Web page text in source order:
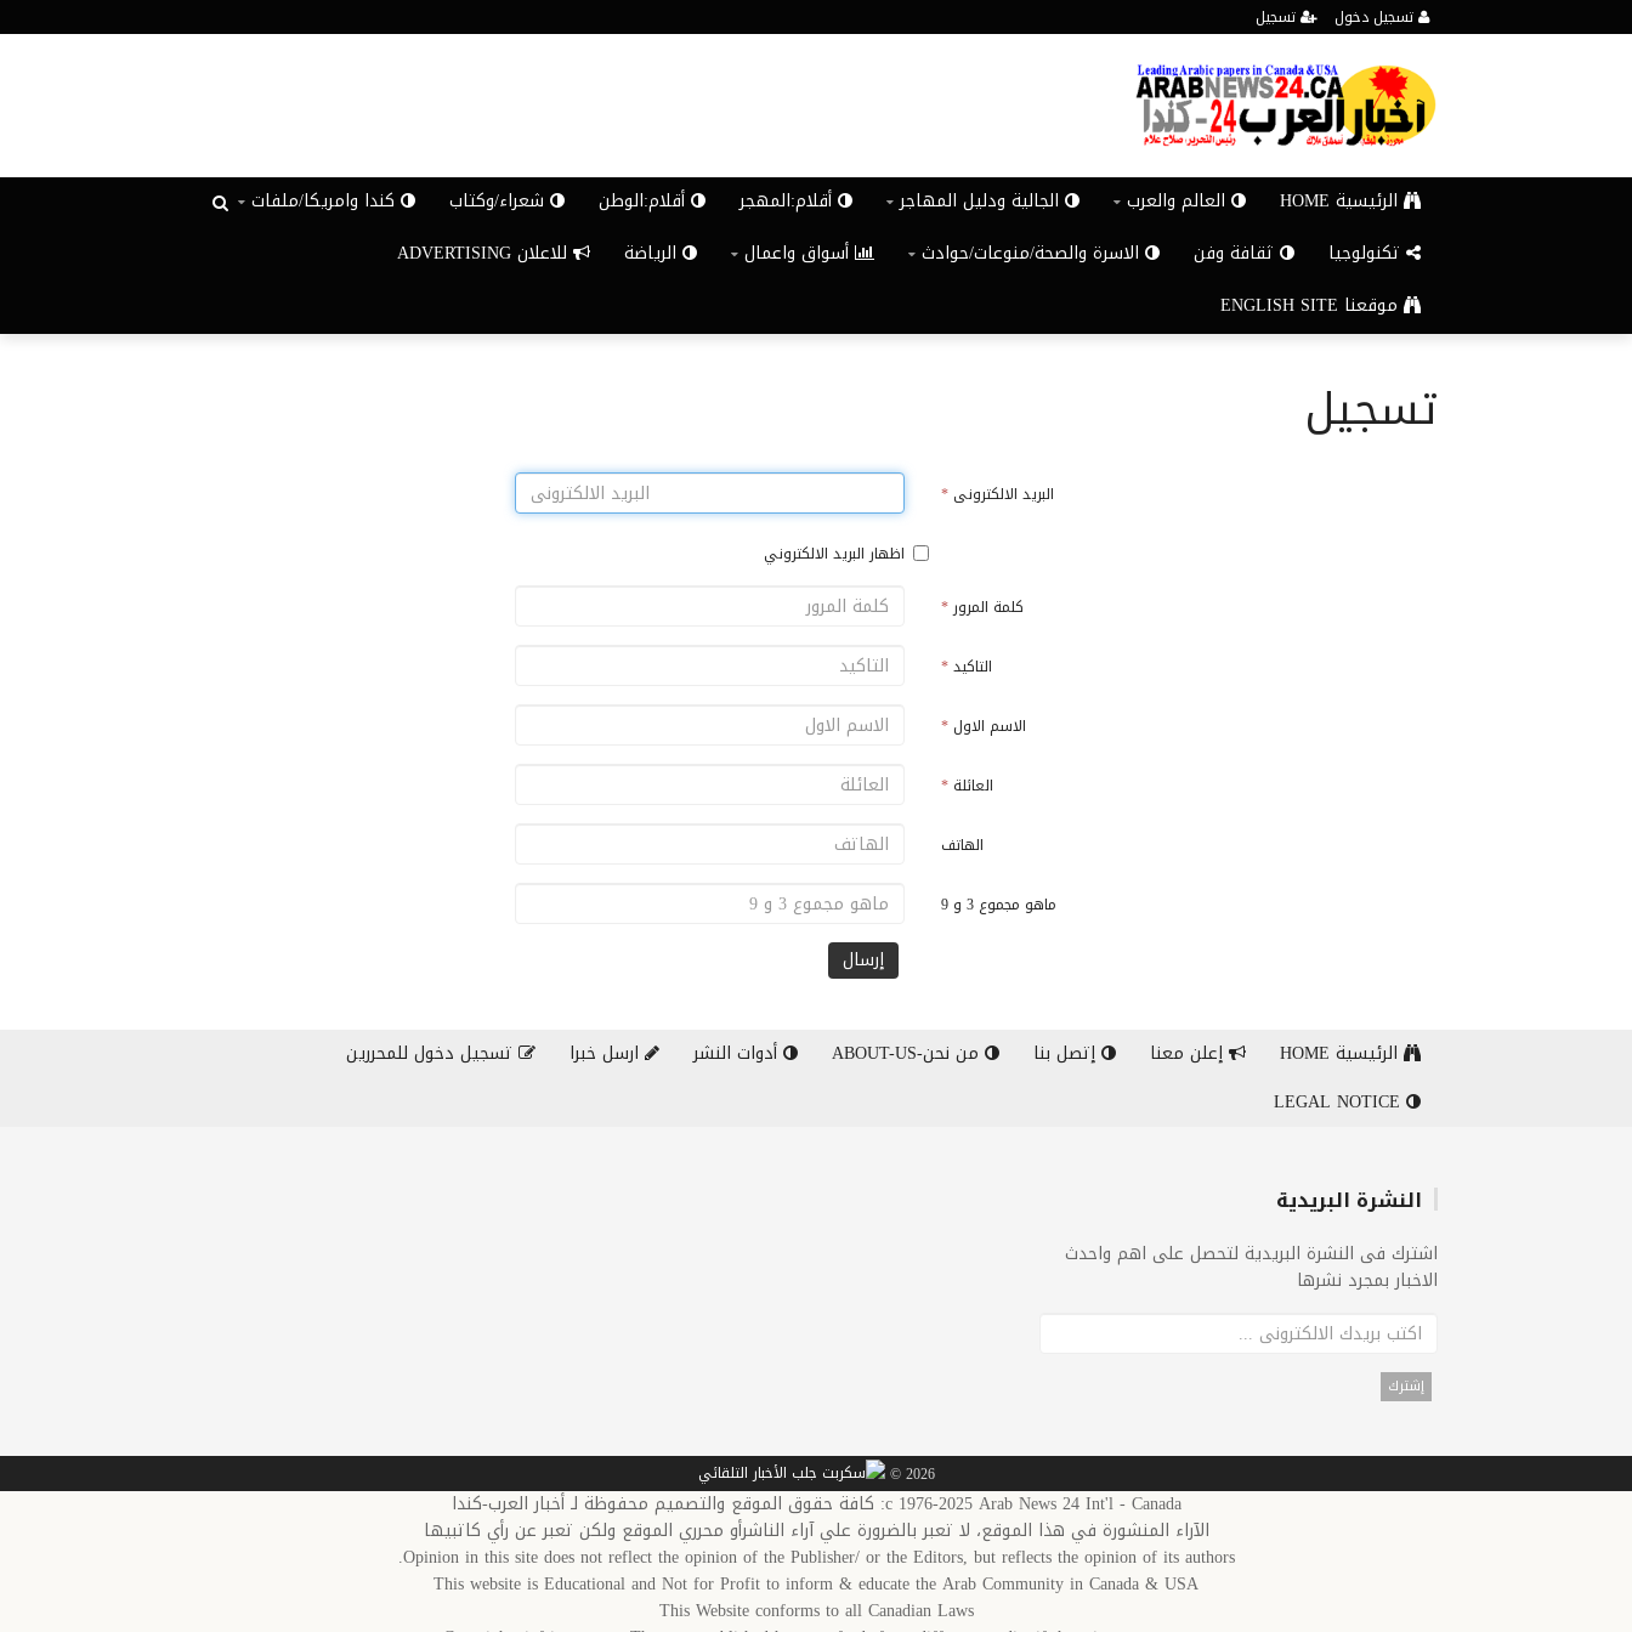
تسجيل دخول تسجيل
الرئيسية HOME العالم والعرب الجالية ودليل المهاجر أقلام:المهجر أقلام:الوطن شعراء/وكتاب
كندا وامريكا/ملفات
تكنولوجيا
ثقافة وفن الاسرة والصحة/منوعات/حوادث أسواق واعمال الرياضة
للاعلان ADVERTISING
موقعنا ENGLISH SITE
تسجيل
البريد الالكترونى *
اظهار البريد الالكتروني
كلمة المرور *
التاكيد*
الاسم الاول *
العائلة *
الهاتف
ماهو مجموع 3 و 9
الرئيسية HOME إعلن معنا إتصل بنا من نحن-ABOUT-US أدوات النشر ارسل خبرا
تسجيل دخول للمحررين
النشرة البريدية
اشترك فى النشرة البريدية لتحصل على اهم واحدث
الاخبار بمجرد نشرها
2026 ©
c 1976-2025 Arab News 24 Int'l - Canada: كافة حقوق الموقع والتصميم محفوظة لـ أخبار العرب-كندا
الآراء المنشورة في هذا الموقع، لا تعبر بالضرورة علي آراء الناشرأو محرري الموقع ولكن تعبر عن رأي كاتبيها
Opinion in this site does not reflect the opinion of the Publisher/ or the Editors, but reflects the opinion of its authors.
This website is Educational and Not for Profit to inform & educate the Arab Community in Canada & USA
This Website conforms to all Canadian Laws